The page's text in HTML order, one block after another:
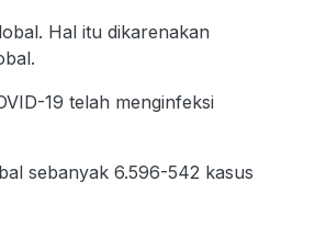
Hal itu dikarenakan
19 telah menginfeksi
sebanyak 6.596-542 kasus